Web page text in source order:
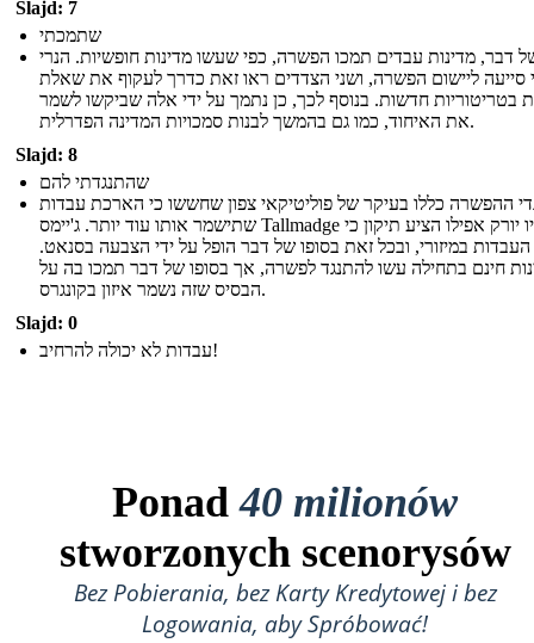
Slajd: 7
שתמכתי
דבר, מדינות עבדים תמכו הפשרה, כפי שעשו מדינות חופשיות. הנרי
סייעה ליישום הפשרה, ושני הצדדים ראו זאת כדרך לעקוף את שאלת
בטריטוריות חדשות. בנוסף לכך, כן נתמך על ידי אלה שביקשו לשמר
את האיחוד, כמו גם בהמשך לבנות סמכויות המדינה הפדרלית.
Slajd: 8
שהתנגדתי להם
ההפשרה כללו בעיקר של פוליטיקאי צפון שחששו כי הארכת עבדות
שתישמר אותו עוד יותר. ג'יימס Tallmadge של ניו יורק אפילו הציע תיקון כי
העבדות במיזורי, ובכל זאת בסופו של דבר הופל על ידי הצבעה בסנאט.
חינם בתחילה עשו להתנגד לפשרה, אך בסופו של דבר תמכו בה על
הבסיס שזה נשמר איזון בקונגרס.
Slajd: 0
עבדות לא יכולה להרחיב!
Ponad40 milionów
stworzonych scenorysów
Bez Pobierania, bez Karty Kredytowej i bez
Logowania, aby Spróbować!